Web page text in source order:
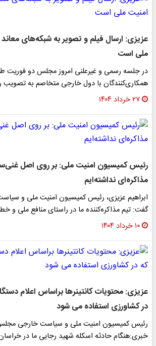
عزیزی: ارسال فیلم و تصویر به شبکه‌های معاند
ملی است
در جلسه رسمی و غیرعلنی امروز مجلس دو فوریت
همکاری‌کنندگان با دول خارجی متخاصم به تصویب
۲۷ خرداد ۱۴۰۴
رئیس کمیسیون امنیت ملی: بر روی اصل
مذاکره‌ای نداشته‌ایم
ابراهیم عزیزی، رئیس کمیسیون امنیت ملی و
گفت: تیم مذاکره‌کننده ما در راستای منافع ملی و
۱۰ خرداد ۱۴۰۴
عزیزی: محتویات کانتینرها براساس اعلام
در کشاورزی استفاده می شود
رئیس کمیسیون امنیت ملی و سیاست خارجی
خبری:هنگام حادثه اسکله شهید رجایی ما در